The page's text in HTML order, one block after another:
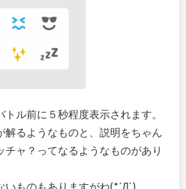
ル前に５秒程度表示されます。
解るようなものと、説明をちゃん
チャ？ってなるようなものがあり
いものもありますがね(*´Д`)